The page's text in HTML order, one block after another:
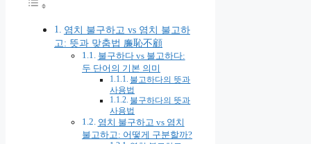
염치 불구하고 vs 염치 불고하
고: 뜻과 맞춤법 廉恥不顧
불구하다 vs 불고하다:
두 단어의 기본 의미
불고하다의 뜻과
사용법
불구하다의 뜻과
사용법
염치 불구하고 vs 염치
불고하고: 어떻게 구분할까?